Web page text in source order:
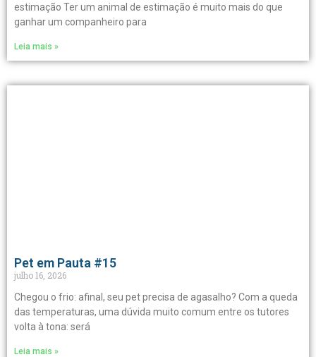
estimação Ter um animal de estimação é muito mais do que
ganhar um companheiro para
Leia mais »
Pet em Pauta #15
julho 16, 2026
Chegou o frio: afinal, seu pet precisa de agasalho? Com a queda
das temperaturas, uma dúvida muito comum entre os tutores
volta à tona: será
Leia mais »